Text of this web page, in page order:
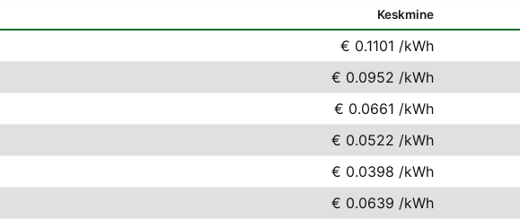
Keskmine
€ 0.1101 /kWh
€ 0.0952 /kWh
€ 0.0661 /kWh
€ 0.0522 /kWh
€ 0.0398 /kWh
€ 0.0639 /kWh